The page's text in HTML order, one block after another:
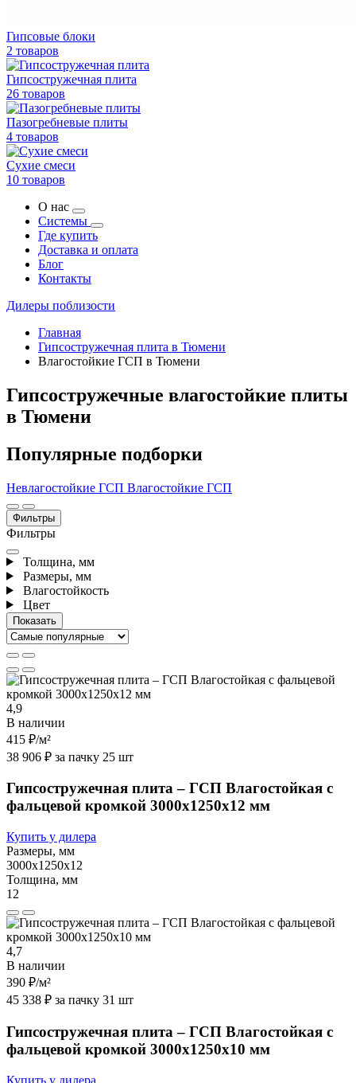
Гипсовые блоки
2 товаров
Гипсостружечная плита
26 товаров
Пазогребневые плиты
4 товаров
Сухие смеси
10 товаров
О нас
Системы
Где купить
Доставка и оплата
Блог
Контакты
Дилеры поблизости
Главная
Гипсостружечная плита в Тюмени
Влагостойкие ГСП в Тюмени
Гипсостружечные влагостойкие плиты
в Тюмени
Популярные подборки
Невлагостойкие ГСП Влагостойкие ГСП
Фильтры
Фильтры
Толщина, мм
Размеры, мм
Влагостойкость
Цвет
4,9
В наличии
415 ₽/м²
38 906 ₽ за пачку 25 шт
Гипсостружечная плита – ГСП Влагостойкая с
фальцевой кромкой 3000х1250х12 мм
Купить у дилера
Размеры, мм
3000х1250х12
Толщина, мм
12
4,7
В наличии
390 ₽/м²
45 338 ₽ за пачку 31 шт
Гипсостружечная плита – ГСП Влагостойкая с
фальцевой кромкой 3000х1250х10 мм
Купить у дилера